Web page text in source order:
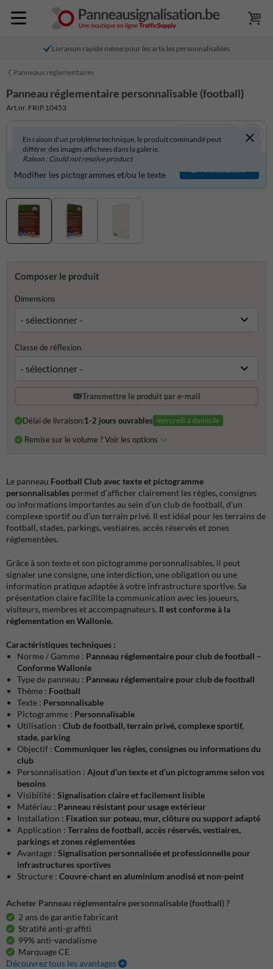
Livraison rapide même pour les articles personnalisables
Panneaux réglementaires
Panneau réglementaire personnalisable (football)
Art.nr. FRIP.10453
En raison d'un problème technique, le produit commandé peut
différer des images affichées dans la galerie.
Raison : Could not resolve product
Voir en 3D
Produit personnalisable ?
Modifier les pictogrammes et/ou le texte
Personnaliser
Composer le produit
Dimensions
Classe de réflexion
Transmettre le produit par e-mail
Délai de livraison:1-2 jours ouvrables mercredi à domicile
Remise sur le volume ? Voir les options
Le panneau Football Club avec texte et pictogramme
personnalisables permet d’afficher clairement les règles, consignes
ou informations importantes au sein d’un club de football, d’un
complexe sportif ou d’un terrain privé. Il est idéal pour les terrains de
football, stades, parkings, vestiaires, accès réservés et zones
réglementées.
Grâce à son texte et son pictogramme personnalisables, il peut
signaler une consigne, une interdiction, une obligation ou une
information pratique adaptée à votre infrastructure sportive. Sa
présentation claire facilite la communication avec les joueurs,
visiteurs, membres et accompagnateurs. Il est conforme à la
réglementation en Wallonie.
Caractéristiques techniques :
Norme / Gamme : Panneau réglementaire pour club de football –
Conforme Wallonie
Type de panneau : Panneau réglementaire pour club de football
Thème : Football
Texte : Personnalisable
Pictogramme : Personnalisable
Utilisation : Club de football, terrain privé, complexe sportif,
stade, parking
Objectif : Communiquer les règles, consignes ou informations du
club
Personnalisation : Ajout d’un texte et d’un pictogramme selon vos
besoins
Visibilité : Signalisation claire et facilement lisible
Matériau : Panneau résistant pour usage extérieur
Installation : Fixation sur poteau, mur, clôture ou support adapté
Application : Terrains de football, accès réservés, vestiaires,
parkings et zones réglementées
Avantage : Signalisation personnalisée et professionnelle pour
infrastructures sportives
Structure : Couvre-chant en aluminium anodisé et non-peint
Acheter Panneau réglementaire personnalisable (football) ?
2 ans de garantie fabricant
Stratifé anti-graffiti
99% anti-vandalisme
Marquage CE
Découvrez tous les avantages